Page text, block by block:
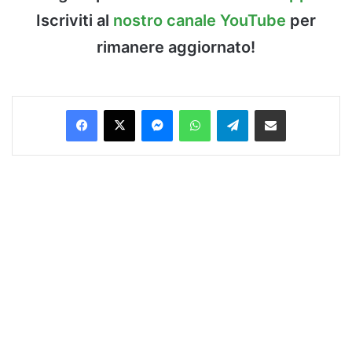
Iscriviti al nostro canale YouTube per
rimanere aggiornato!
Facebook
X MessengerWhatsAppTelegramCondividi via Email